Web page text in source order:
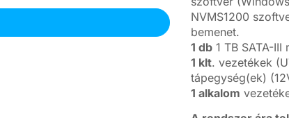
NVMS1200
bemenet.
1 db 1 TB SATA-III
1 klt. vezetékek
tápegység(ek)
1 alkalom